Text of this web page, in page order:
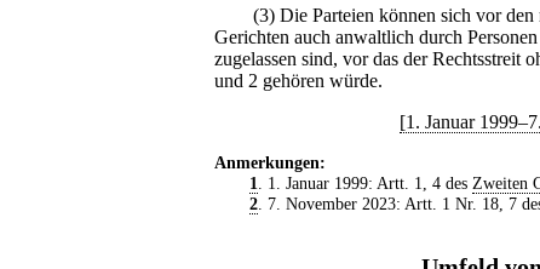
(3) Die Parteien können sich vor
Gerichten auch anwaltlich durch
zugelassen sind, vor das der Rechtsstreit
und 2 gehören würde.
[1. Januar
Anmerkungen:
1
. 1. Januar 1999: Artt. 1, 4 des Zweiten
2. 7. November 2023: Artt. 1 Nr. 18, 7